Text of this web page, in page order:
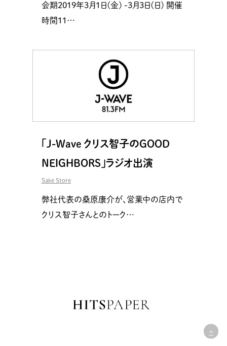
会期2019年3月1日(金) -3月3日(日) 開催
時間11…
「J-Wave クリス智子のGOOD
NEIGHBORS」ラジオ出演
Sake Store
弊社代表の桑原康介が、営業中の店内で
クリス智子さんとのトーク…